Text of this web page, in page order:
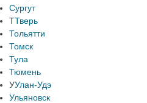
Сургут
ТТверь
Тольятти
Томск
Тула
Тюмень
УУлан-Удэ
Ульяновск